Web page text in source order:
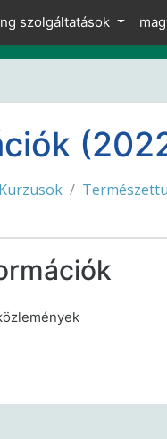
szolgáltatások
Kurzusok